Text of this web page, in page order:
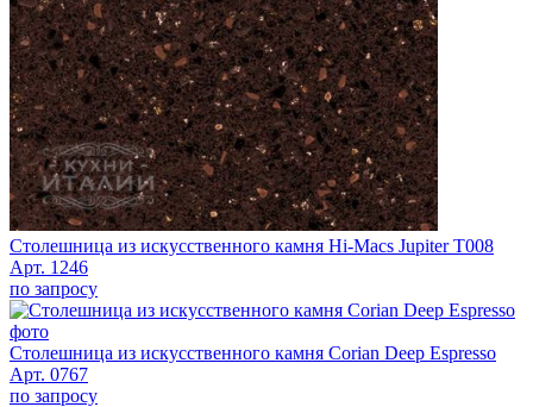
Столешница из искусственного камня Hi-Macs Jupiter T008
Арт. 1246
по запросу
Столешница из искусственного камня Corian Deep Espresso
Арт. 0767
по запросу